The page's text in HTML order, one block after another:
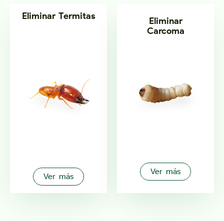
Eliminar Termitas
Ver más
Eliminar
Carcoma
Ver más